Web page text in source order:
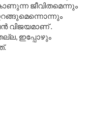
ജീവിതമെന്നും
വൻ വിജയമാണ് .
ഇപ്പോഴും